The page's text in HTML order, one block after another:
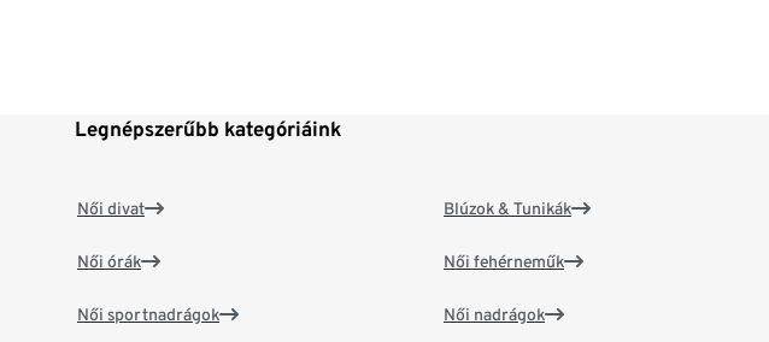
Legnépszerűbb kategóriáink
Női divat
Női órák
Női sportnadrágok
Blúzok & Tunikák
Női fehérneműk
Női nadrágok